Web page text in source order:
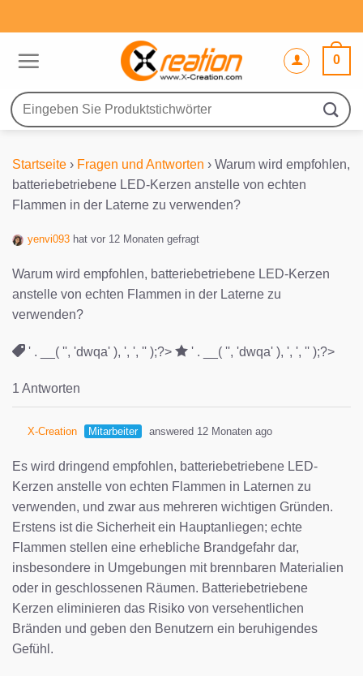
Inhalt
0
Suche
nach:
Startseite › Fragen und Antworten › Warum wird empfohlen,
batteriebetriebene LED-Kerzen anstelle von echten
Flammen in der Laterne zu verwenden?
yenvi093 hat vor 12 Monaten gefragt
Warum wird empfohlen, batteriebetriebene LED-Kerzen
anstelle von echten Flammen in der Laterne zu
verwenden?
' . __( '', 'dwqa' ), ', ', '' );?> ' . __( '', 'dwqa' ), ', ', '' );?>
1 Antworten
X-Creation Mitarbeiter answered 12 Monaten ago
Es wird dringend empfohlen, batteriebetriebene LED-
Kerzen anstelle von echten Flammen in Laternen zu
verwenden, und zwar aus mehreren wichtigen Gründen.
Erstens ist die Sicherheit ein Hauptanliegen; echte
Flammen stellen eine erhebliche Brandgefahr dar,
insbesondere in Umgebungen mit brennbaren Materialien
oder in geschlossenen Räumen. Batteriebetriebene
Kerzen eliminieren das Risiko von versehentlichen
Bränden und geben den Benutzern ein beruhigendes
Gefühl.